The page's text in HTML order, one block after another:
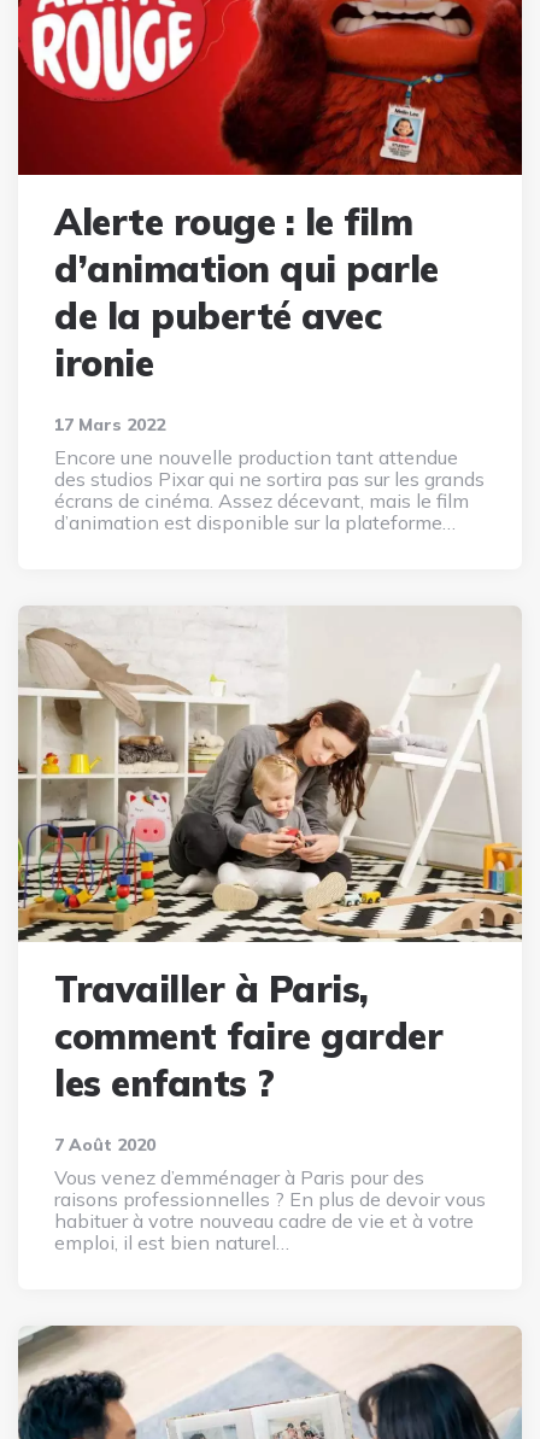
Alerte rouge : le film
d’animation qui parle
de la puberté avec
ironie
17 Mars 2022
Encore une nouvelle production tant attendue
des studios Pixar qui ne sortira pas sur les grands
écrans de cinéma. Assez décevant, mais le film
d’animation est disponible sur la plateforme…
Travailler à Paris,
comment faire garder
les enfants ?
7 Août 2020
Vous venez d’emménager à Paris pour des
raisons professionnelles ? En plus de devoir vous
habituer à votre nouveau cadre de vie et à votre
emploi, il est bien naturel…